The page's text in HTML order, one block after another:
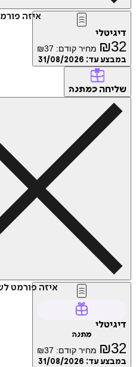
איזה
דיגיטלי
₪32 מחיר קודם: ₪37
במבצע עד: 31/08/2026
שליחה כמתנה
איזה פורמט
דיגיטלי
מתנה
₪32 מחיר קודם: ₪37
במבצע עד: 31/08/2026